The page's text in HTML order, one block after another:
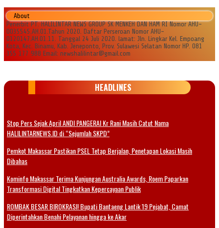
About
Penerbit PT. HALILINTAR NEWS GROUP SK MENKEH DAN HAM RI Nomor AHU-
0035545.AH.01.Tahun 2020. Daftar Perseroan Nomor AHU-
0120147.AH.01.11. Tanggal 24 Juli 2020. lamat: Jln. Lingkar Kel. Empoang
Kota, Kec. Binamu, Kab. Jeneponto, Prov. Sulawesi Selatan Nomor HP. 081
355 177 988 Email: newshalilintar@gmail.com
HEADLINES
Stop Pers Sejak April ANDI PANGERAI Kr Rani Masih Catut Nama
HALILINTARNEWS.ID di “Sejumlah SKPD”
Pemkot Makassar Pastikan PSEL Tetap Berjalan, Penetapan Lokasi Masih
Dibahas
Kominfo Makassar Terima Kunjungan Australia Awards, Roem Paparkan
Transformasi Digital Tingkatkan Kepercayaan Publik
ROMBAK BESAR BIROKRASI! Bupati Bantaeng Lantik 19 Pejabat, Camat
Diperintahkan Benahi Pelayanan hingga ke Akar